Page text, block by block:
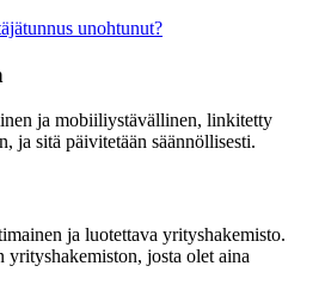
unohtunut?
ja mobiiliystävällinen, linkitetty
ja sitä päivitetään säännöllisesti.
ja luotettava yrityshakemisto.
josta olet aina